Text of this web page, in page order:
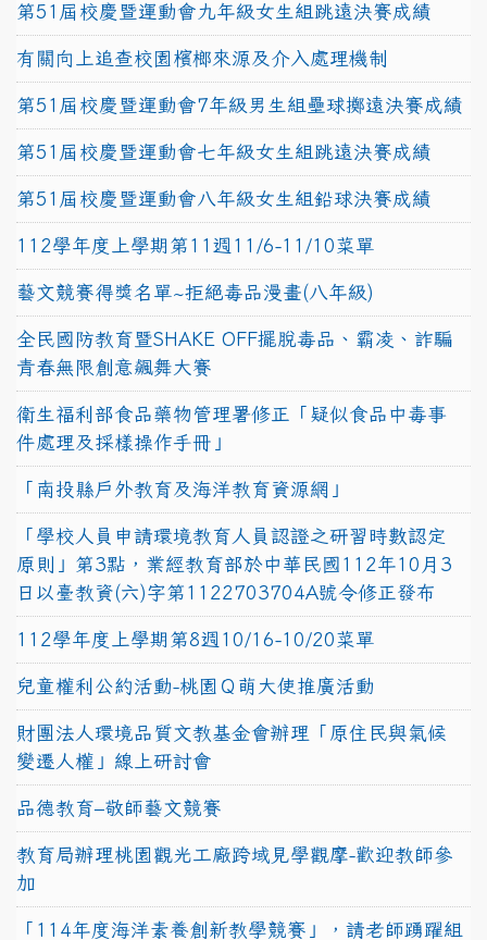
第51屆校慶暨運動會九年級女生組跳遠決賽成績
有關向上追查校園檳榔來源及介入處理機制
第51屆校慶暨運動會7年級男生組壘球擲遠決賽成績
第51屆校慶暨運動會七年級女生組跳遠決賽成績
第51屆校慶暨運動會八年級女生組鉛球決賽成績
112學年度上學期第11週11/6-11/10菜單
藝文競賽得獎名單~拒絕毒品漫畫(八年級)
全民國防教育暨SHAKE OFF擺脫毒品、霸凌、詐騙
青春無限創意飆舞大賽
衛生福利部食品藥物管理署修正「疑似食品中毒事
件處理及採樣操作手冊」
「南投縣戶外教育及海洋教育資源網」
「學校人員申請環境教育人員認證之研習時數認定
原則」第3點，業經教育部於中華民國112年10月3
日以臺教資(六)字第1122703704A號令修正發布
112學年度上學期第8週10/16-10/20菜單
兒童權利公約活動-桃園Ｑ萌大使推廣活動
財團法人環境品質文教基金會辦理「原住民與氣候
變遷人權」線上研討會
品德教育–敬師藝文競賽
教育局辦理桃園觀光工廠跨域見學觀摩-歡迎教師參
加
「114年度海洋素養創新教學競賽」，請老師踴躍組